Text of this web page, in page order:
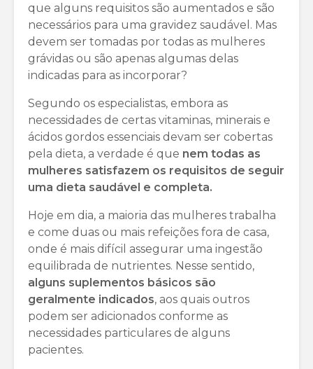
que alguns requisitos são aumentados e são
necessários para uma gravidez saudável. Mas
devem ser tomadas por todas as mulheres
grávidas ou são apenas algumas delas
indicadas para as incorporar?
Segundo os especialistas, embora as
necessidades de certas vitaminas, minerais e
ácidos gordos essenciais devam ser cobertas
pela dieta, a verdade é que nem todas as
mulheres satisfazem os requisitos de seguir
uma dieta saudável e completa.
Hoje em dia, a maioria das mulheres trabalha
e come duas ou mais refeições fora de casa,
onde é mais difícil assegurar uma ingestão
equilibrada de nutrientes. Nesse sentido,
alguns suplementos básicos são
geralmente indicados, aos quais outros
podem ser adicionados conforme as
necessidades particulares de alguns
pacientes.